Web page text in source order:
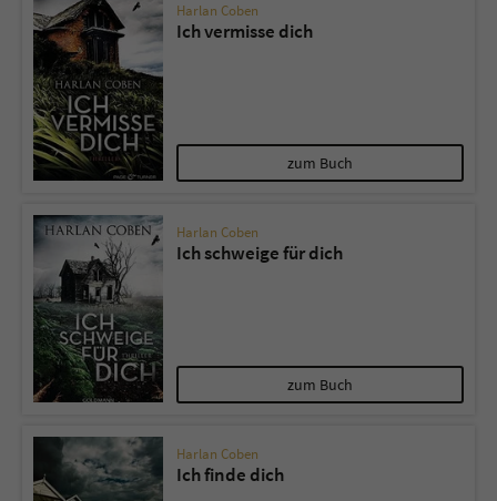
Harlan Coben
Ich vermisse dich
zum Buch
Harlan Coben
Ich schweige für dich
zum Buch
Harlan Coben
Ich finde dich